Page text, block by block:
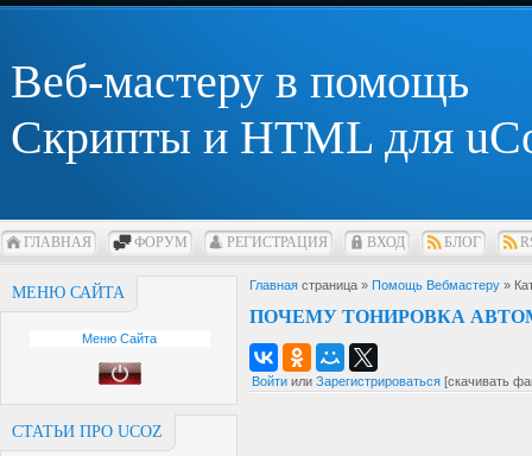
Веб-мастеру в помощь
Скрипты и HTML для
ГЛАВНАЯ ФОРУМ РЕГИСТРАЦИЯ ВХОД БЛОГ
МЕНЮ САЙТА
Меню Сайта
СТАТЬИ ПРО UCOZ
Главная страница » Помощь Вебмастеру »
ПОЧЕМУ ТОНИРОВКА
Войти или Зарегистрироваться [скачивать